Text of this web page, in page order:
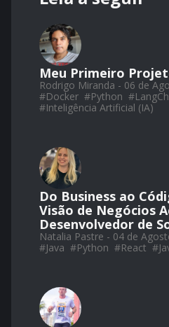
Meu Primeiro
Rodrigo Miranda - 06 de
#Docker #Python #
#Inteligência Artificial (IA)
Do Business ao
Visão de Negócios
Desenvolvedor de
Natalia Pastre - 04 de
#Java #Python #React #